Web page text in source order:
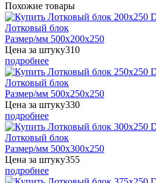
Похожие товары
Лотковый блок
Размер/мм 500x200x250
Цена за штуку310
подробнее
Лотковый блок
Размер/мм 500x250x250
Цена за штуку330
подробнее
Лотковый блок
Размер/мм 500x300x250
Цена за штуку355
подробнее